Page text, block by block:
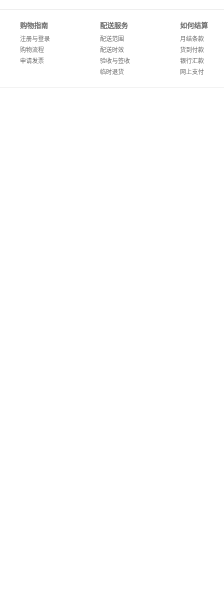
购物指南
注册与登录
购物流程
申请发票
配送服务
配送范围
配送时效
验收与签收
临时退货
如何结算
月结条款
货到付款
银行汇款
网上支付